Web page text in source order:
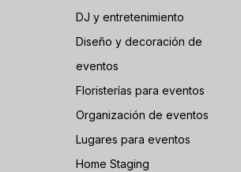
DJ y entretenimiento
Diseño y decoración de
eventos
Floristerías para eventos
Organización de eventos
Lugares para eventos
Home Staging